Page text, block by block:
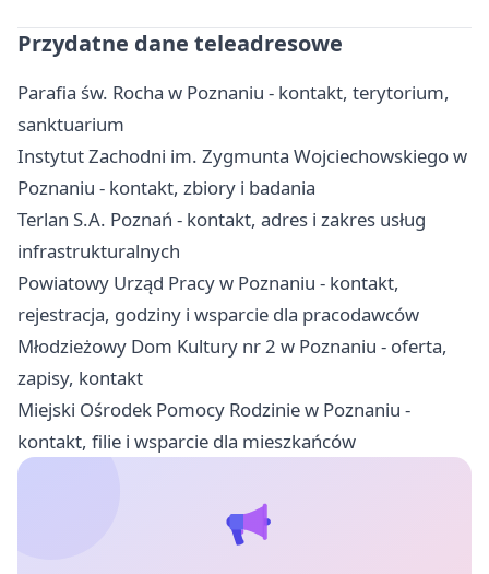
Przydatne dane teleadresowe
Parafia św. Rocha w Poznaniu - kontakt, terytorium,
sanktuarium
Instytut Zachodni im. Zygmunta Wojciechowskiego w
Poznaniu - kontakt, zbiory i badania
Terlan S.A. Poznań - kontakt, adres i zakres usług
infrastrukturalnych
Powiatowy Urząd Pracy w Poznaniu - kontakt,
rejestracja, godziny i wsparcie dla pracodawców
Młodzieżowy Dom Kultury nr 2 w Poznaniu - oferta,
zapisy, kontakt
Miejski Ośrodek Pomocy Rodzinie w Poznaniu -
kontakt, filie i wsparcie dla mieszkańców